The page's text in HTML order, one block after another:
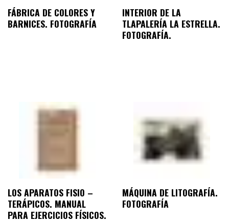
FÁBRICA DE COLORES Y
BARNICES. FOTOGRAFÍA
INTERIOR DE LA
TLAPALERÍA LA ESTRELLA.
FOTOGRAFÍA.
LOS APARATOS FISIO –
TERÁPICOS. MANUAL
PARA EJERCICIOS FÍSICOS.
MÁQUINA DE LITOGRAFÍA.
FOTOGRAFÍA